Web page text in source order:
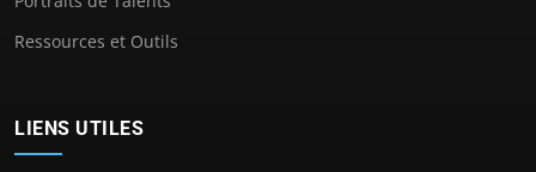
Ressources et Outils
LIENS UTILES